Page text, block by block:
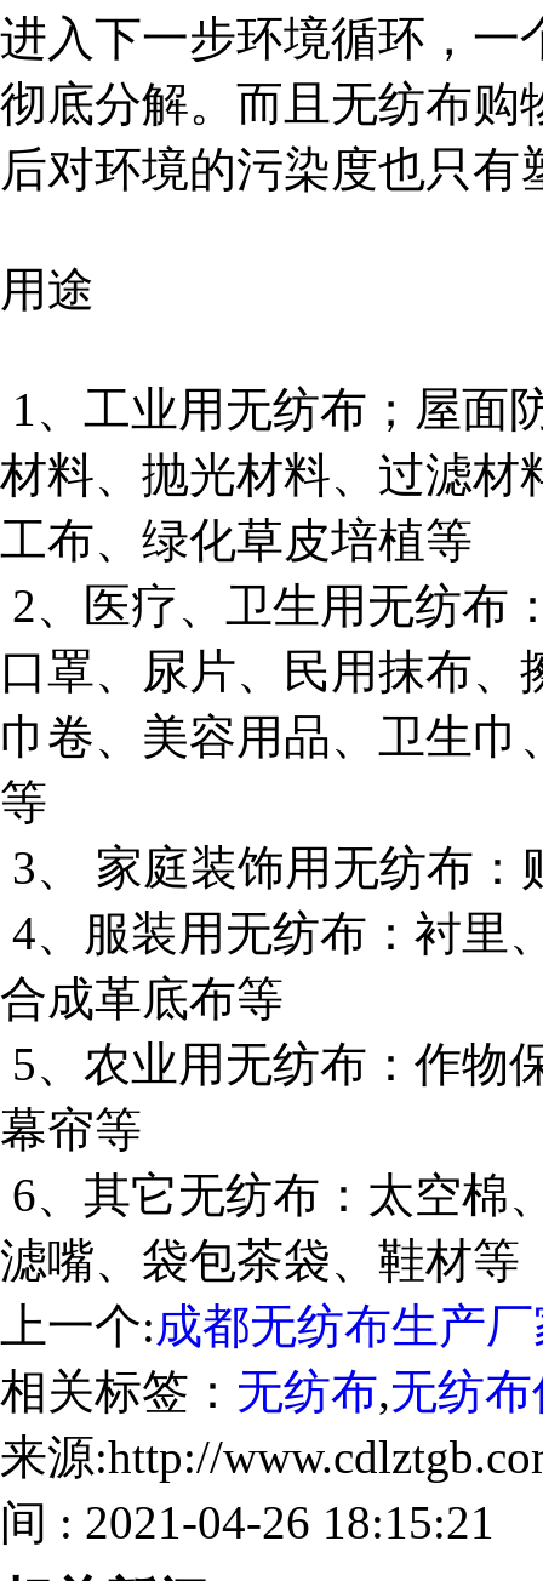
进入下一步环境循环，一
彻底分解。而且无纺布购
后对环境的污染度也只有
用途
1、工业用无纺布；屋面
材料、抛光材料、过滤材
工布、绿化草皮培植等
2、医疗、卫生用无纺布
口罩、尿片、民用抹布
巾卷、美容用品、卫生
等
3、 家庭装饰用无纺布
4、服装用无纺布：衬里
合成革底布等
5、农业用无纺布：作物
幕帘等
6、其它无纺布：太空棉
滤嘴、袋包茶袋、鞋材等
上一个:成都无纺布生产
相关标签： 无纺布,无纺
来源:http://
间 : 2021-04-26 18:15:21